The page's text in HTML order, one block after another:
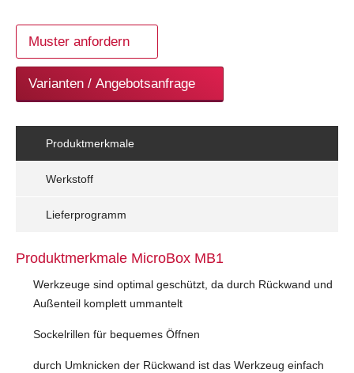
Muster anfordern
Varianten / Angebotsanfrage
Produktmerkmale
Werkstoff
Lieferprogramm
Produktmerkmale MicroBox MB1
Werkzeuge sind optimal geschützt, da durch Rückwand und
Außenteil komplett ummantelt
Sockelrillen für bequemes Öffnen
durch Umknicken der Rückwand ist das Werkzeug einfach